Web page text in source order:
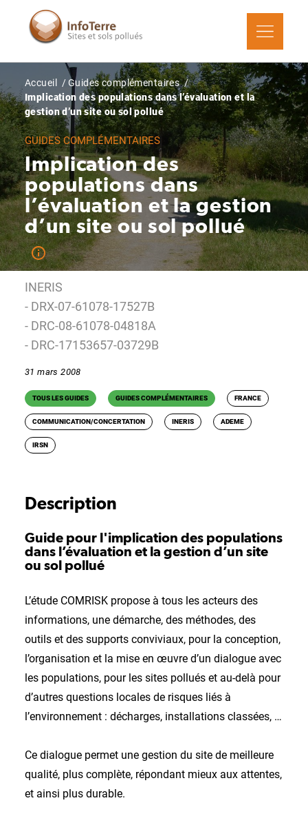
contenu
Fil
d'Ariane
Accueil
Guides complémentaires
Implication des populations dans l’évaluation et la
gestion d’un site ou sol pollué
GUIDES COMPLÉMENTAIRES
Implication des
populations dans
l’évaluation et la gestion
d’un site ou sol pollué
INERIS
- DRX-07-61078-17527B
- DRC-08-61078-04818A
- DRC-17153657-03729B
31 mars 2008
TOUS LES GUIDES GUIDES COMPLÉMENTAIRES FRANCE
COMMUNICATION/CONCERTATION INERIS ADEME
IRSN
Description
Guide pour l'implication des populations
dans l’évaluation et la gestion d’un site
ou sol pollué
L’étude COMRISK propose à tous les acteurs des
informations, une démarche, des méthodes, des
outils et des supports conviviaux, pour la conception,
l’organisation et la mise en œuvre d’un dialogue avec
les populations, pour les sites pollués et au-delà pour
d’autres questions locales de risques liés à
l’environnement : décharges, installations classées, …
Ce dialogue permet une gestion du site de meilleure
qualité, plus complète, répondant mieux aux attentes,
et ainsi plus durable.